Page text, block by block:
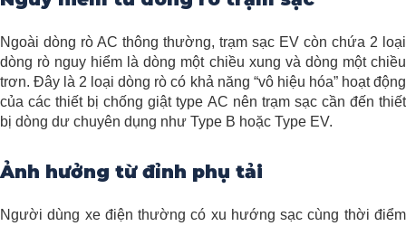
Ngoài dòng rò AC thông thường, trạm sạc EV còn chứa 2 loại
dòng rò nguy hiểm là dòng một chiều xung và dòng một chiều
trơn. Đây là 2 loại dòng rò có khả năng “vô hiệu hóa” hoạt động
của các thiết bị chống giật type AC nên trạm sạc cần đến thiết
bị dòng dư chuyên dụng như Type B hoặc Type EV.
Ảnh hưởng từ đỉnh phụ tải
Người dùng xe điện thường có xu hướng sạc cùng thời điểm